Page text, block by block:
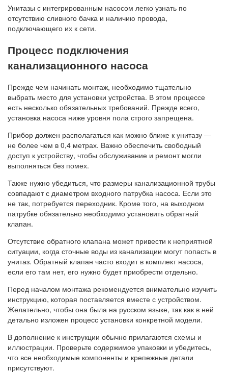
Унитазы с интегрированным насосом легко узнать по
отсутствию сливного бачка и наличию провода,
подключающего их к сети.
Процесс подключения
канализационного насоса
Прежде чем начинать монтаж, необходимо тщательно
выбрать место для установки устройства. В этом процессе
есть несколько обязательных требований. Прежде всего,
установка насоса ниже уровня пола строго запрещена.
Прибор должен располагаться как можно ближе к унитазу —
не более чем в 0,4 метрах. Важно обеспечить свободный
доступ к устройству, чтобы обслуживание и ремонт могли
выполняться без помех.
Также нужно убедиться, что размеры канализационной трубы
совпадают с диаметром входного патрубка насоса. Если это
не так, потребуется переходник. Кроме того, на выходном
патрубке обязательно необходимо установить обратный
клапан.
Отсутствие обратного клапана может привести к неприятной
ситуации, когда сточные воды из канализации могут попасть в
унитаз. Обратный клапан часто входит в комплект насоса,
если его там нет, его нужно будет приобрести отдельно.
Перед началом монтажа рекомендуется внимательно изучить
инструкцию, которая поставляется вместе с устройством.
Желательно, чтобы она была на русском языке, так как в ней
детально изложен процесс установки конкретной модели.
В дополнение к инструкции обычно прилагаются схемы и
иллюстрации. Проверьте содержимое упаковки и убедитесь,
что все необходимые компоненты и крепежные детали
присутствуют.